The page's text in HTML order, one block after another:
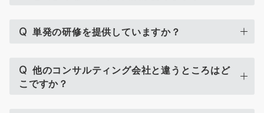
Q 単発の研修を提供していますか？
Q 他のコンサルティング会社と違うところはど
こですか？